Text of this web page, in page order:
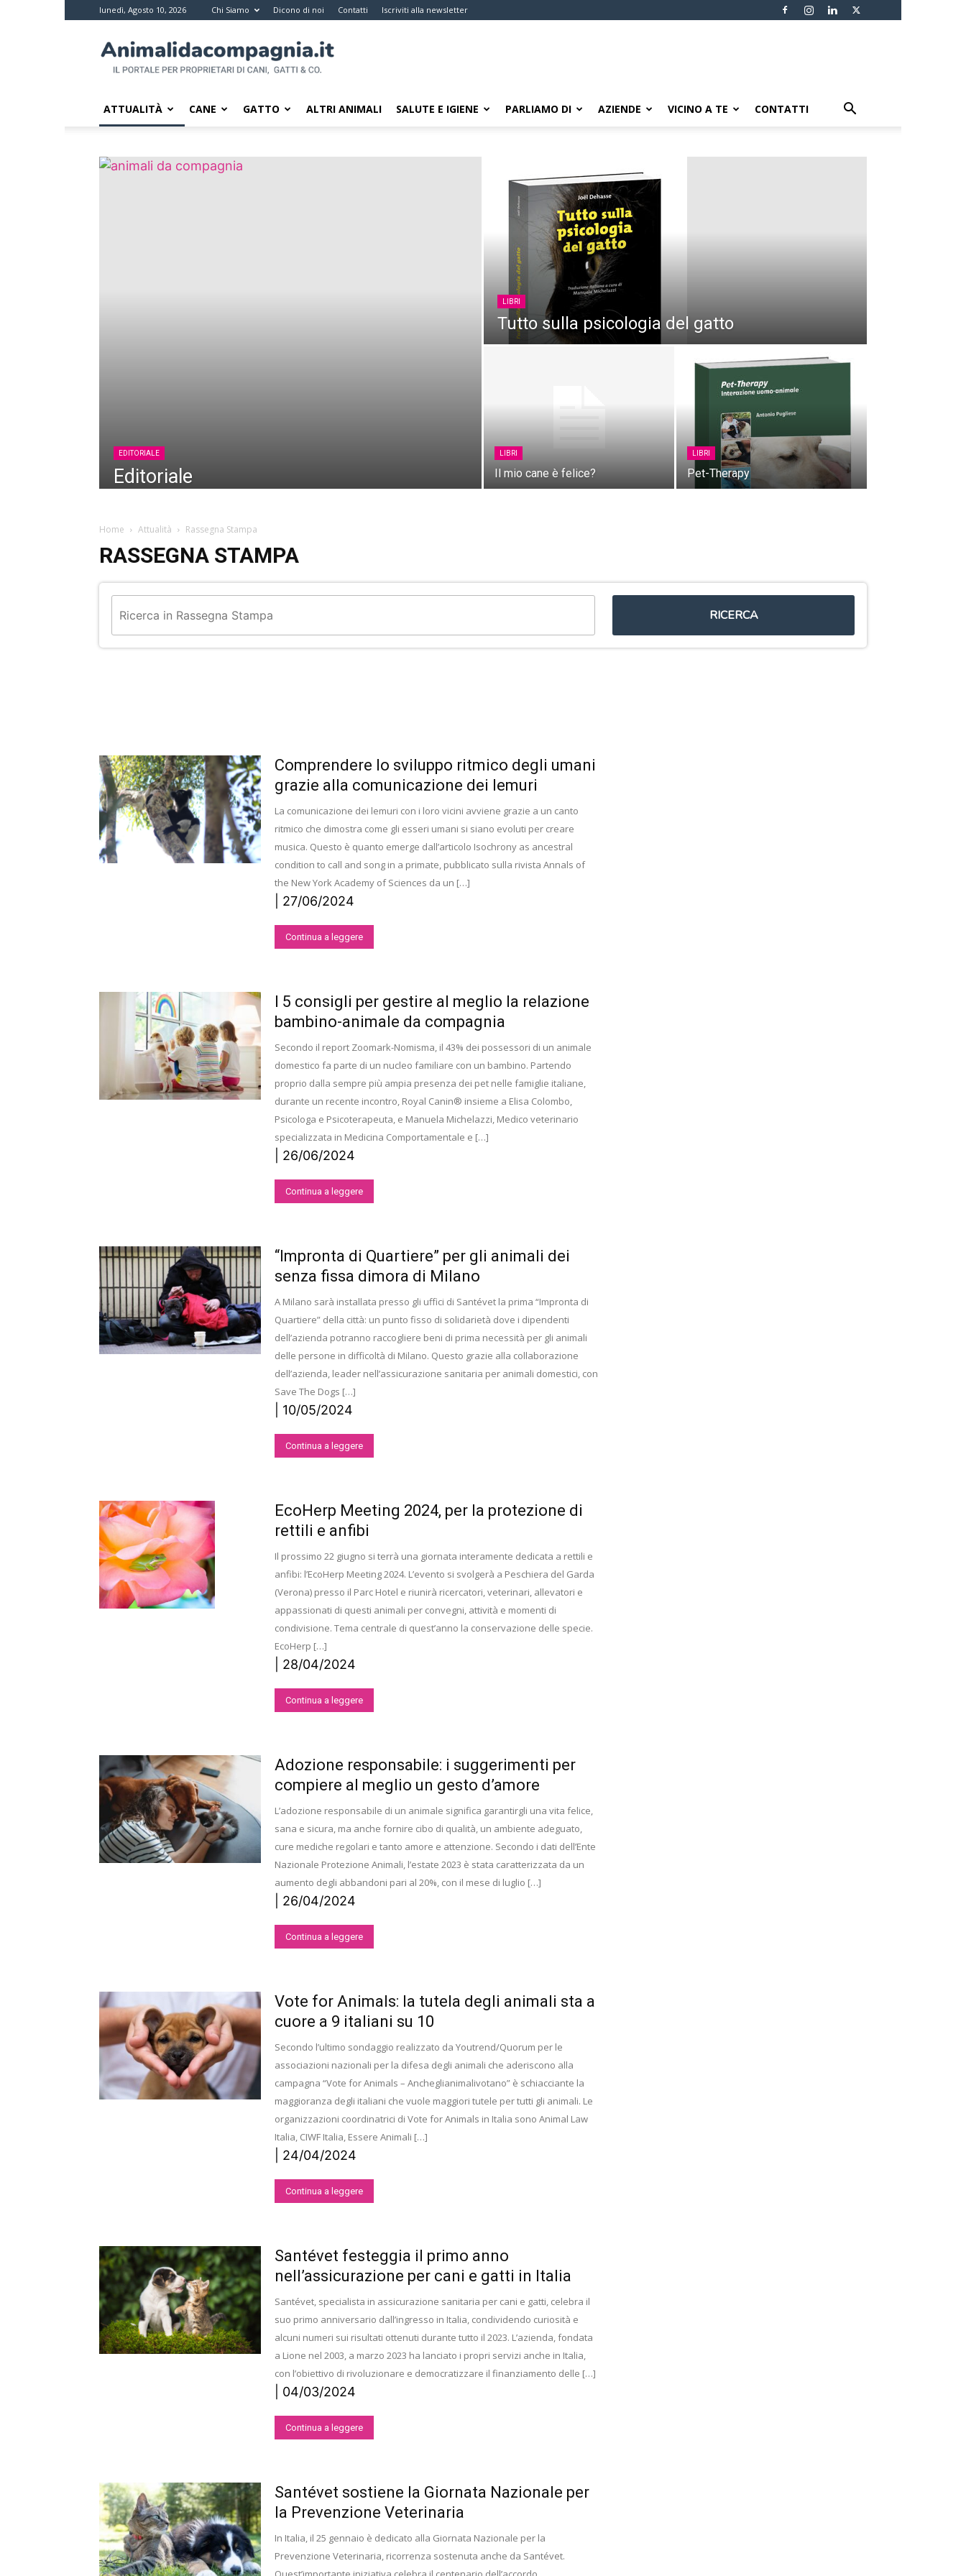
lunedì, Agosto 10, 2026 Chi Siamo Dicono di noi Contatti Iscriviti alla newsletter
da
compagnia
Il
i
proprietari
ATTUALITÀ CANE GATTO ALTRI ANIMALI SALUTE E IGIENE PARLIAMO DI AZIENDE VICINO A TE CONTATTI
EDITORIALE
Editoriale
LIBRI
Tutto sulla psicologia del gatto
LIBRI
Il mio cane è felice?
LIBRI
Pet-Therapy
Home Attualità Rassegna Stampa
RASSEGNA STAMPA
RICERCA
Comprendere lo sviluppo ritmico degli umani
grazie alla comunicazione dei lemuri
La comunicazione dei lemuri con i loro vicini avviene grazie a un canto
ritmico che dimostra come gli esseri umani si siano evoluti per creare
musica. Questo è quanto emerge dall’articolo Isochrony as ancestral
condition to call and song in a primate, pubblicato sulla rivista Annals of
the New York Academy of Sciences da un […]
| 27/06/2024
Continua a leggere
I 5 consigli per gestire al meglio la relazione
bambino-animale da compagnia
Secondo il report Zoomark-Nomisma, il 43% dei possessori di un animale
domestico fa parte di un nucleo familiare con un bambino. Partendo
proprio dalla sempre più ampia presenza dei pet nelle famiglie italiane,
durante un recente incontro, Royal Canin® insieme a Elisa Colombo,
Psicologa e Psicoterapeuta, e Manuela Michelazzi, Medico veterinario
specializzata in Medicina Comportamentale e […]
| 26/06/2024
Continua a leggere
“Impronta di Quartiere” per gli animali dei
senza fissa dimora di Milano
A Milano sarà installata presso gli uffici di Santévet la prima “Impronta di
Quartiere” della città: un punto fisso di solidarietà dove i dipendenti
dell’azienda potranno raccogliere beni di prima necessità per gli animali
delle persone in difficoltà di Milano. Questo grazie alla collaborazione
dell’azienda, leader nell’assicurazione sanitaria per animali domestici, con
Save The Dogs […]
| 10/05/2024
Continua a leggere
EcoHerp Meeting 2024, per la protezione di
rettili e anfibi
Il prossimo 22 giugno si terrà una giornata interamente dedicata a rettili e
anfibi: l’EcoHerp Meeting 2024. L’evento si svolgerà a Peschiera del Garda
(Verona) presso il Parc Hotel e riunirà ricercatori, veterinari, allevatori e
appassionati di questi animali per convegni, attività e momenti di
condivisione. Tema centrale di quest’anno la conservazione delle specie.
EcoHerp […]
| 28/04/2024
Continua a leggere
Adozione responsabile: i suggerimenti per
compiere al meglio un gesto d’amore
L’adozione responsabile di un animale significa garantirgli una vita felice,
sana e sicura, ma anche fornire cibo di qualità, un ambiente adeguato,
cure mediche regolari e tanto amore e attenzione. Secondo i dati dell’Ente
Nazionale Protezione Animali, l’estate 2023 è stata caratterizzata da un
aumento degli abbandoni pari al 20%, con il mese di luglio […]
| 26/04/2024
Continua a leggere
Vote for Animals: la tutela degli animali sta a
cuore a 9 italiani su 10
Secondo l’ultimo sondaggio realizzato da Youtrend/Quorum per le
associazioni nazionali per la difesa degli animali che aderiscono alla
campagna “Vote for Animals – Ancheglianimalivotano” è schiacciante la
maggioranza degli italiani che vuole maggiori tutele per tutti gli animali. Le
organizzazioni coordinatrici di Vote for Animals in Italia sono Animal Law
Italia, CIWF Italia, Essere Animali […]
| 24/04/2024
Continua a leggere
Santévet festeggia il primo anno
nell’assicurazione per cani e gatti in Italia
Santévet, specialista in assicurazione sanitaria per cani e gatti, celebra il
suo primo anniversario dall’ingresso in Italia, condividendo curiosità e
alcuni numeri sui risultati ottenuti durante tutto il 2023. L’azienda, fondata
a Lione nel 2003, a marzo 2023 ha lanciato i propri servizi anche in Italia,
con l’obiettivo di rivoluzionare e democratizzare il finanziamento delle […]
| 04/03/2024
Continua a leggere
Santévet sostiene la Giornata Nazionale per
la Prevenzione Veterinaria
In Italia, il 25 gennaio è dedicato alla Giornata Nazionale per la
Prevenzione Veterinaria, ricorrenza sostenuta anche da Santévet.